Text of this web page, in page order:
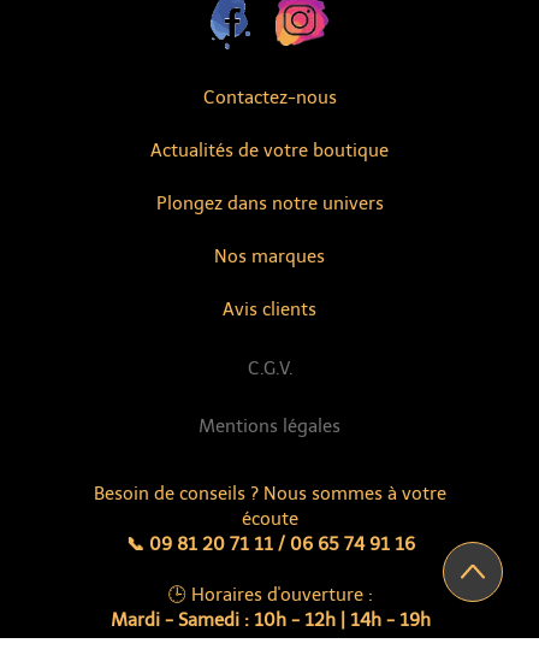
Contactez-nous
Actualités de votre boutique
Avis clients
Nos marques
Besoin de conseils ? Nous sommes à votre
écoute
📞 09 81 20 71 11 / 06 65 74 91 16
🕒 Horaires d'ouverture :
Mardi - Samedi : 10h - 12h | 14h - 19h
Plongez dans notre univers
Mentions légales
C.G.V.